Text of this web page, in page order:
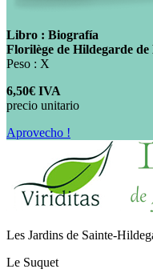
Libro : Biografía
Florilège de Hildegarde de
Peso : X
6,50€ IVA
precio unitario
Aprovecho !
Les Jardins de Sainte-
Le Suquet